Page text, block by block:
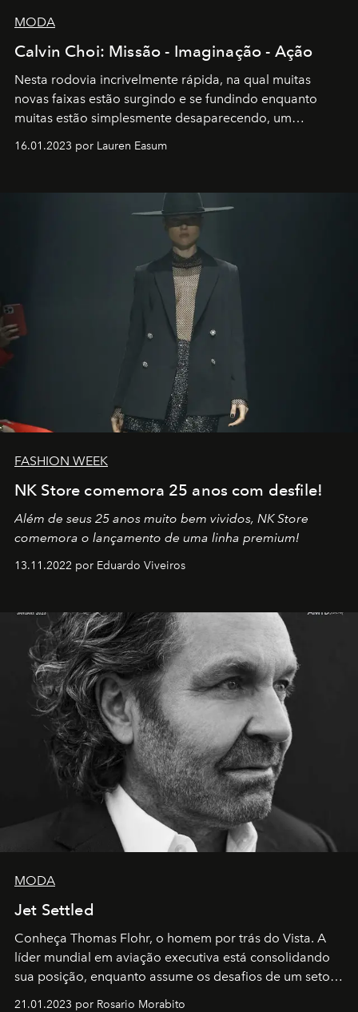
MODA
Calvin Choi: Missão - Imaginação - Ação
Nesta rodovia incrivelmente rápida, na qual muitas
novas faixas estão surgindo e se fundindo enquanto
muitas estão simplesmente desaparecendo, um
transportador AMTD abrindo caminho para muitos
por propósitos, com um claro senso de missão na vida e
16.01.2023 por Lauren Easum
FASHION WEEK
NK Store comemora 25 anos com desfile!
Além de seus 25 anos muito bem vividos, NK Store
comemora o lançamento de uma linha premium!
13.11.2022 por Eduardo Viveiros
MODA
Jet Settled
Conheça Thomas Flohr, o homem por trás do Vista. A
líder mundial em aviação executiva está consolidando
sua posição, enquanto assume os desafios de um setor
21.01.2023 por Rosario Morabito